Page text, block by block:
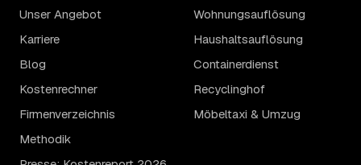
Unser Angebot
Karriere
Blog
Kostenrechner
Firmenverzeichnis
Methodik
Wohnungsauflösung
Haushaltsauflösung
Containerdienst
Recyclinghof
Möbeltaxi & Umzug